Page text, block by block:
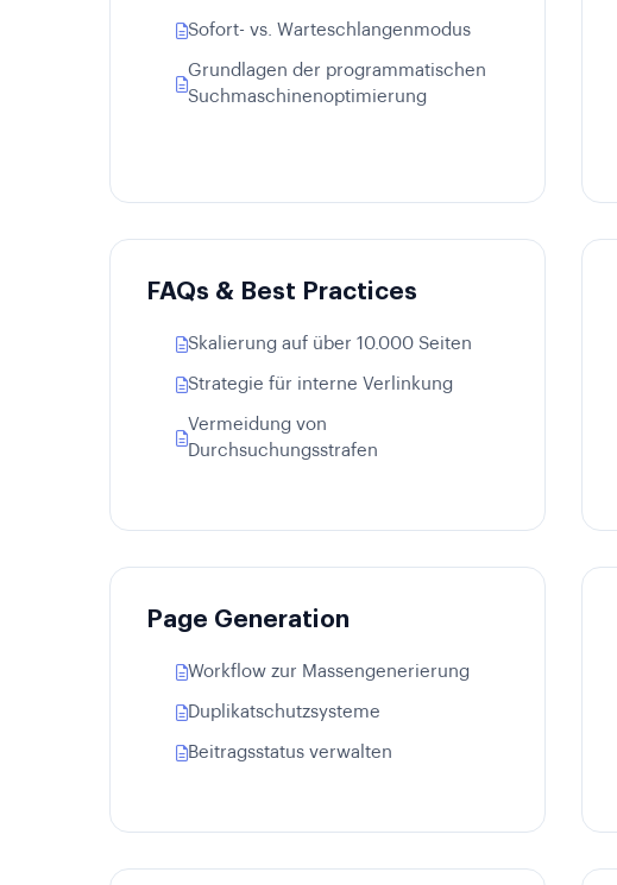
Sofort- vs. Warteschlangenmodus
Grundlagen der programmatischen
Suchmaschinenoptimierung
FAQs & Best Practices
Skalierung auf über 10.000 Seiten
Strategie für interne Verlinkung
Vermeidung von
Durchsuchungsstrafen
Page Generation
Workflow zur Massengenerierung
Duplikatschutzsysteme
Beitragsstatus verwalten